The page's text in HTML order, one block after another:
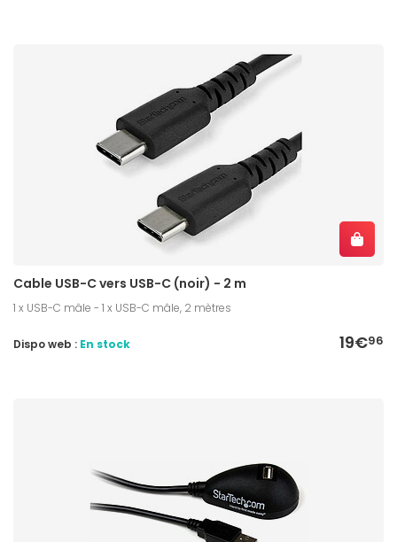
Cable USB-C vers USB-C (noir) - 2 m
1 x USB-C mâle - 1 x USB-C mâle, 2 mètres
19€96
Dispo web : En stock